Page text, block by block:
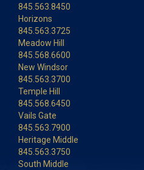
845.563.8450
Horizons
845.563.3725
Meadow Hill
845.568.6600
New Windsor
845.563.3700
Temple Hill
845.568.6450
Vails Gate
845.563.7900
Heritage Middle
845.563.3750
South Middle